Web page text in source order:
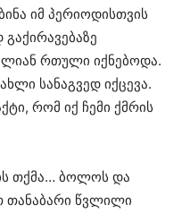
იმ პერიოდისთვის
რთული იქნებოდა.
სანაგვედ იქცევა.
რომ იქ ჩემი ქმრის
თქმა… ბოლოს და
თანაბარი წვლილი